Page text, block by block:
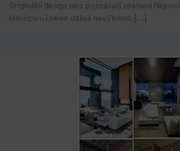
Originální design jako poznávací znamení
televizoru Loewe udává nový trend. […]